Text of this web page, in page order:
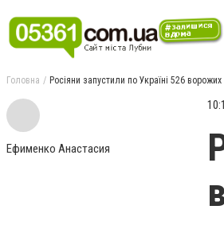
Головна Росіяни запустили по Україні 526
Ефименко Анастасия